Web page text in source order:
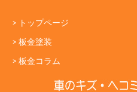
> トップページ
> 板金塗装
> 板金コラム